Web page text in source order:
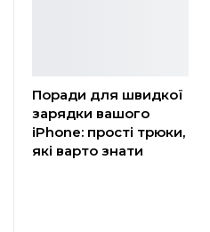
Поради для швидкої
зарядки вашого
iPhone: прості трюки,
які варто знати